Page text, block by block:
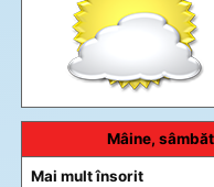
Mâine,
Mai mult însorit